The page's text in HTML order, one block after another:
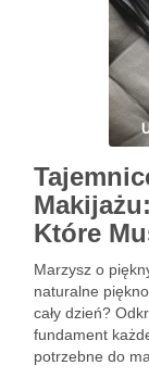
Które
Marzysz o
naturalne
cały dzień?
fundament
potrzebne do